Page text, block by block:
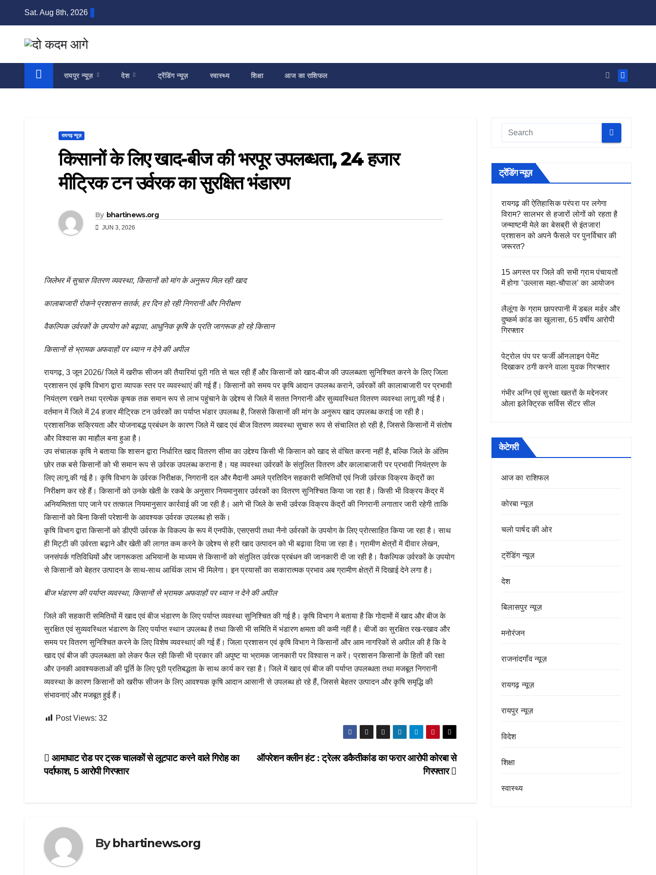
Sat. Aug 8th, 2026
रायपुर न्यूज़ देश ट्रेंडिंग न्यूज़ स्वास्थ्य शिक्षा आज का राशिफल
रायगढ़ न्यूज़
किसानों के लिए खाद-बीज की भरपूर उपलब्धता, 24 हजार
मीट्रिक टन उर्वरक का सुरक्षित भंडारण
By bhartinews.org
JUN 3, 2026
जिलेभर में सुचारु वितरण व्यवस्था, किसानों को मांग के अनुरूप मिल रही खाद
कालाबाजारी रोकने प्रशासन सतर्क, हर दिन हो रही निगरानी और निरीक्षण
वैकल्पिक उर्वरकों के उपयोग को बढ़ावा, आधुनिक कृषि के प्रति जागरूक हो रहे किसान
किसानों से भ्रामक अफवाहों पर ध्यान न देने की अपील
रायगढ़, 3 जून 2026/ जिले में खरीफ सीजन की तैयारियां पूरी गति से चल रही हैं और किसानों को खाद-बीज की उपलब्धता सुनिश्चित करने के लिए जिला
प्रशासन एवं कृषि विभाग द्वारा व्यापक स्तर पर व्यवस्थाएं की गई हैं। किसानों को समय पर कृषि आदान उपलब्ध कराने, उर्वरकों की कालाबाजारी पर प्रभावी
नियंत्रण रखने तथा प्रत्येक कृषक तक समान रूप से लाभ पहुंचाने के उद्देश्य से जिले में सतत निगरानी और सुव्यवस्थित वितरण व्यवस्था लागू की गई है।
वर्तमान में जिले में 24 हजार मीट्रिक टन उर्वरकों का पर्याप्त भंडार उपलब्ध है, जिससे किसानों की मांग के अनुरूप खाद उपलब्ध कराई जा रही है।
प्रशासनिक सक्रियता और योजनाबद्ध प्रबंधन के कारण जिले में खाद एवं बीज वितरण व्यवस्था सुचारु रूप से संचालित हो रही है, जिससे किसानों में संतोष
और विश्वास का माहौल बना हुआ है।
उप संचालक कृषि ने बताया कि शासन द्वारा निर्धारित खाद वितरण सीमा का उद्देश्य किसी भी किसान को खाद से वंचित करना नहीं है, बल्कि जिले के अंतिम
छोर तक बसे किसानों को भी समान रूप से उर्वरक उपलब्ध कराना है। यह व्यवस्था उर्वरकों के संतुलित वितरण और कालाबाजारी पर प्रभावी नियंत्रण के
लिए लागू की गई है। कृषि विभाग के उर्वरक निरीक्षक, निगरानी दल और मैदानी अमले प्रतिदिन सहकारी समितियों एवं निजी उर्वरक विक्रय केंद्रों का
निरीक्षण कर रहे हैं। किसानों को उनके खेती के रकबे के अनुसार नियमानुसार उर्वरकों का वितरण सुनिश्चित किया जा रहा है। किसी भी विक्रय केंद्र में
अनियमितता पाए जाने पर तत्काल नियमानुसार कार्रवाई की जा रही है। आगे भी जिले के सभी उर्वरक विक्रय केंद्रों की निगरानी लगातार जारी रहेगी ताकि
किसानों को बिना किसी परेशानी के आवश्यक उर्वरक उपलब्ध हो सकें।
कृषि विभाग द्वारा किसानों को डीएपी उर्वरक के विकल्प के रूप में एनपीके, एसएसपी तथा नैनो उर्वरकों के उपयोग के लिए प्रोत्साहित किया जा रहा है। साथ
ही मिट्टी की उर्वरता बढ़ाने और खेती की लागत कम करने के उद्देश्य से हरी खाद उत्पादन को भी बढ़ावा दिया जा रहा है। ग्रामीण क्षेत्रों में दीवार लेखन,
जनसंपर्क गतिविधियों और जागरूकता अभियानों के माध्यम से किसानों को संतुलित उर्वरक प्रबंधन की जानकारी दी जा रही है। वैकल्पिक उर्वरकों के उपयोग
से किसानों को बेहतर उत्पादन के साथ-साथ आर्थिक लाभ भी मिलेगा। इन प्रयासों का सकारात्मक प्रभाव अब ग्रामीण क्षेत्रों में दिखाई देने लगा है।
बीज भंडारण की पर्याप्त व्यवस्था, किसानों से भ्रामक अफवाहों पर ध्यान न देने की अपील
जिले की सहकारी समितियों में खाद एवं बीज भंडारण के लिए पर्याप्त व्यवस्था सुनिश्चित की गई है। कृषि विभाग ने बताया है कि गोदामों में खाद और बीज के
सुरक्षित एवं सुव्यवस्थित भंडारण के लिए पर्याप्त स्थान उपलब्ध है तथा किसी भी समिति में भंडारण क्षमता की कमी नहीं है। बीजों का सुरक्षित रख-रखाव और
समय पर वितरण सुनिश्चित करने के लिए विशेष व्यवस्थाएं की गई हैं। जिला प्रशासन एवं कृषि विभाग ने किसानों और आम नागरिकों से अपील की है कि वे
खाद एवं बीज की उपलब्धता को लेकर फैल रही किसी भी प्रकार की अपुष्ट या भ्रामक जानकारी पर विश्वास न करें। प्रशासन किसानों के हितों की रक्षा
और उनकी आवश्यकताओं की पूर्ति के लिए पूरी प्रतिबद्धता के साथ कार्य कर रहा है। जिले में खाद एवं बीज की पर्याप्त उपलब्धता तथा मजबूत निगरानी
व्यवस्था के कारण किसानों को खरीफ सीजन के लिए आवश्यक कृषि आदान आसानी से उपलब्ध हो रहे हैं, जिससे बेहतर उत्पादन और कृषि समृद्धि की
संभावनाएं और मजबूत हुई हैं।
Post Views: 32
Post
navigation
ऑपरेशन क्लीन हंट : ट्रेलर डकैतीकांड का फरार आरोपी कोरबा से
गिरफ्तार
आमाघाट रोड पर ट्रक चालकों से लूटपाट करने वाले गिरोह का
पर्दाफाश, 5 आरोपी गिरफ्तार
Bybhartinews.org
ट्रेंडिंग न्यूज़
रायगढ़ की ऐतिहासिक परंपरा पर लगेगा
विराम? सालभर से हजारों लोगों को रहता है
जन्माष्टमी मेले का बेसब्री से इंतजार!
प्रशासन को अपने फैसले पर पुनर्विचार की
जरूरत?
15 अगस्त पर जिले की सभी ग्राम पंचायतों
में होगा ’उल्लास महा-चौपाल’ का आयोजन
लैलूंगा के ग्राम छापरपानी में डबल मर्डर और
दुष्कर्म कांड का खुलासा, 65 वर्षीय आरोपी
गिरफ्तार
पेट्रोल पंप पर फर्जी ऑनलाइन पेमेंट
दिखाकर ठगी करने वाला युवक गिरफ्तार
गंभीर अग्नि एवं सुरक्षा खतरों के मद्देनजर
ओला इलेक्ट्रिक सर्विस सेंटर सील
केटेगरी
आज का राशिफल
कोरबा न्यूज़
चलो पार्षद की ओर
ट्रेंडिंग न्यूज़
देश
बिलासपुर न्यूज़
मनोरंजन
राजनांदगाँव न्यूज़
रायगढ़ न्यूज़
रायपुर न्यूज़
विदेश
शिक्षा
स्वास्थ्य